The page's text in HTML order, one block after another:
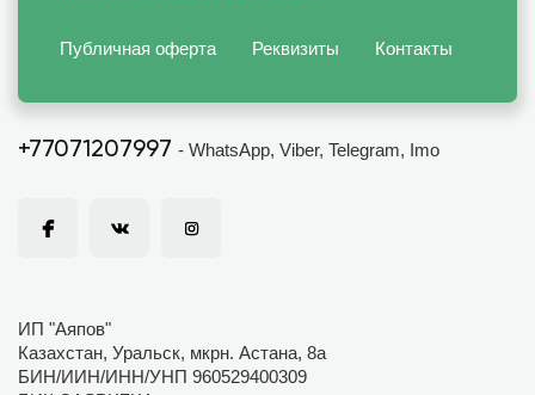
Публичная оферта Реквизиты Контакты
+77071207997 - WhatsApp, Viber, Telegram, Imo
ИП "Аяпов"
Казахстан, Уральск, мкрн. Астана, 8а
БИН/ИИН/ИНН/УНП 960529400309